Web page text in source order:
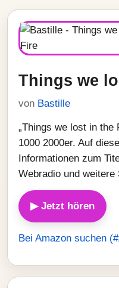
Things we
von Bastille
„Things we lost in the
1000 2000er. Auf
Informationen zum
Webradio und
▶ Jetzt hören
Bei Amazon suchen